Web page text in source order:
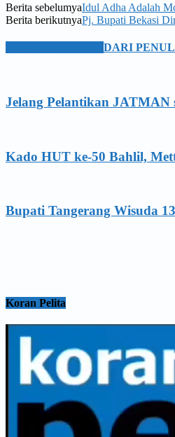
Berita sebelumyaIdul Adha Adalah
Berita berikutnyaPj. Bupati Bekasi
DARI
Jelang Pelantikan JATMAN
Kado HUT ke-50 Bahlil,
Bupati Tangerang Wisuda
Koran Pelita